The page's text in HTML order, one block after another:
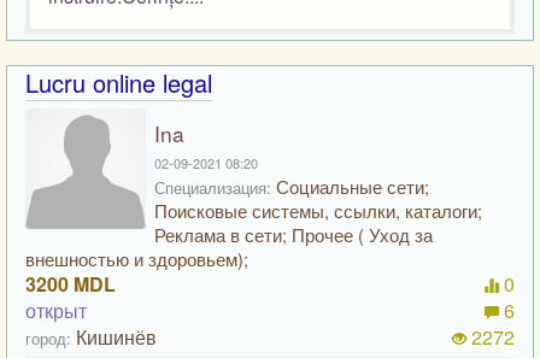
Lucru online legal
Ina
02-09-2021 08:20
Специализация: Социальные сети;
Поисковые системы, ссылки, каталоги;
Реклама в сети; Прочее ( Уход за
внешностью и здоровьем);
3200 MDL
открыт
город: Кишинёв
0
6
2272